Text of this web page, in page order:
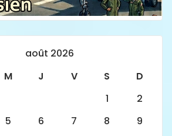
août 2026
M J V S
D
1
2
5 6 7 8
9